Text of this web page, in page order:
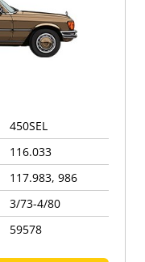
450SEL
116.033
117.983, 986
3/73-4/80
59578